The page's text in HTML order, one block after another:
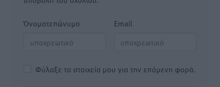
Όνοματεπώνυμο Email
Φύλαξε τα στοιχεία μου για την επόμενη φορά.